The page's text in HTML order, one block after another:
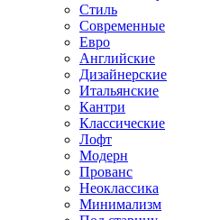
Стиль
Современные
Евро
Английские
Дизайнерские
Итальянские
Кантри
Классические
Лофт
Модерн
Прованс
Неоклассика
Минимализм